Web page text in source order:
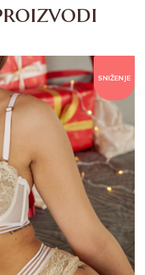
SNIŽENJE